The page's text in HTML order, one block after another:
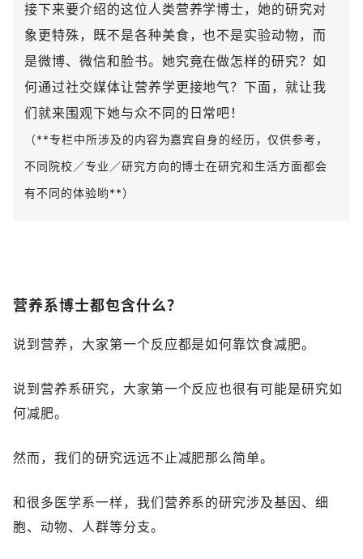
接下来要介绍的这位人类营养学博士，她的研究对
象更特殊，既不是各种美食，也不是实验动物，而
是微博、微信和脸书。她究竟在做怎样的研究？如
何通过社交媒体让营养学更接地气？下面，就让我
们就来围观下她与众不同的日常吧！
（**专栏中所涉及的内容为嘉宾自身的经历，仅供参考，
不同院校／专业／研究方向的博士在研究和生活方面都会
有不同的体验哟**）
营养系博士都包含什么？
说到营养，大家第一个反应都是如何靠饮食减肥。
说到营养系研究，大家第一个反应也很有可能是研究如
何减肥。
然而，我们的研究远远不止减肥那么简单。
和很多医学系一样，我们营养系的研究涉及基因、细
胞、动物、人群等分支。